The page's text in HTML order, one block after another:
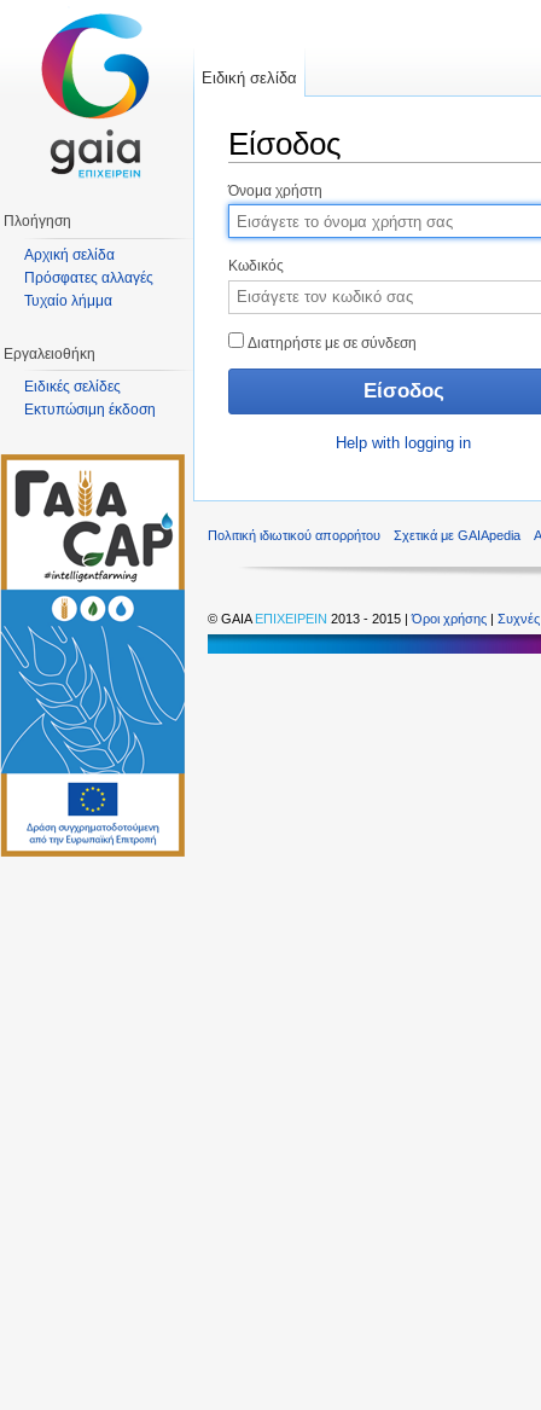
Είσοδος
Όνομα χρήστη
Κωδικός
Διατηρήστε με σε σύνδεση
Help with logging in
Ειδική σελίδα
Πλοήγηση
Αρχική σελίδα
Πρόσφατες αλλαγές
Τυχαίο λήμμα
Εργαλειοθήκη
Ειδικές σελίδες
Εκτυπώσιμη έκδοση
Πολιτική ιδιωτικού απορρήτου Σχετικά με GAIApedia
© GAIA ΕΠΙΧΕΙΡΕΙΝ 2013 - 2015 |Όροι χρήσης | Συχνές